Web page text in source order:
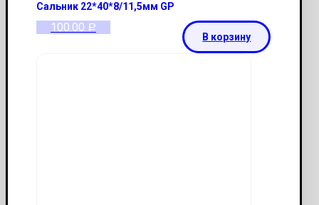
Сальник 22*40*8/11,5мм GP
100.00 Р
В корзину